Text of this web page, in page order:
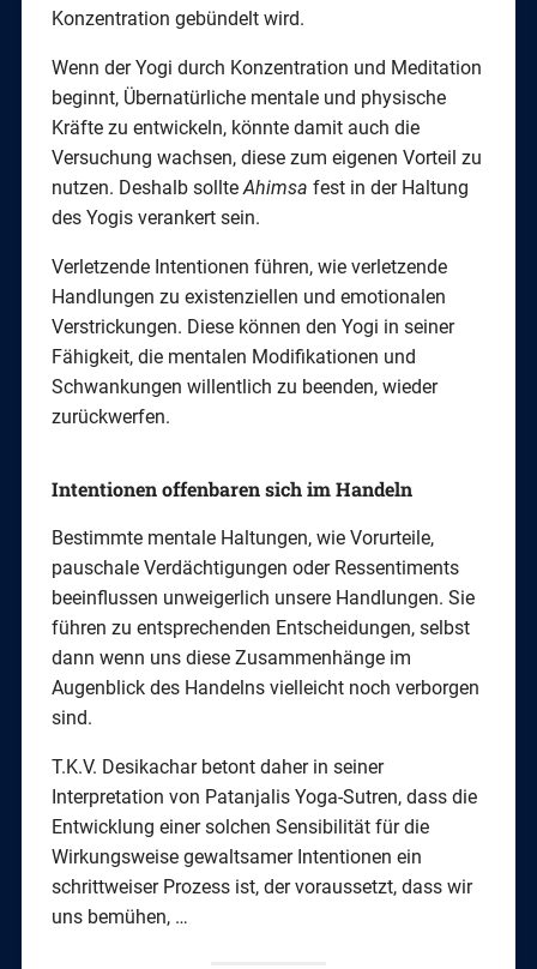
Konzentration gebündelt wird.
Wenn der Yogi durch Konzentration und Meditation
beginnt, Übernatürliche mentale und physische
Kräfte zu entwickeln, könnte damit auch die
Versuchung wachsen, diese zum eigenen Vorteil zu
nutzen. Deshalb sollteAhimsa fest in der Haltung
des Yogis verankert sein.
Verletzende Intentionen führen, wie verletzende
Handlungen zu existenziellen und emotionalen
Verstrickungen. Diese können den Yogi in seiner
Fähigkeit, die mentalen Modifikationen und
Schwankungen willentlich zu beenden, wieder
zurückwerfen.
Intentionen offenbaren sich im Handeln
Bestimmte mentale Haltungen, wie Vorurteile,
pauschale Verdächtigungen oder Ressentiments
beeinflussen unweigerlich unsere Handlungen. Sie
führen zu entsprechenden Entscheidungen, selbst
dann wenn uns diese Zusammenhänge im
Augenblick des Handelns vielleicht noch verborgen
sind.
T.K.V. Desikachar betont daher in seiner
Interpretation von Patanjalis Yoga-Sutren, dass die
Entwicklung einer solchen Sensibilität für die
Wirkungsweise gewaltsamer Intentionen ein
schrittweiser Prozess ist, der voraussetzt, dass wir
uns bemühen, …